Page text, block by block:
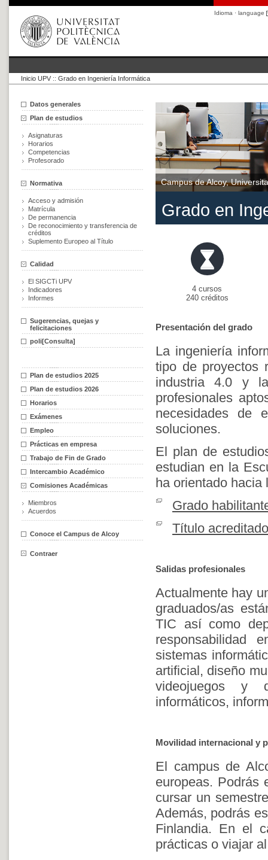
Idioma · language
Inicio UPV :: Grado en Ingeniería Informática
Datos generales
Plan de estudios
Asignaturas
Horarios
Competencias
Profesorado
Normativa
Acceso y admisión
Matrícula
De permanencia
De reconocimiento y transferencia de
créditos
Suplemento Europeo al Título
Calidad
El SIGCTi UPV
Indicadores
Informes
Sugerencias, quejas y
felicitaciones
poli[Consulta]
Plan de estudios 2025
Plan de estudios 2026
Horarios
Exámenes
Empleo
Prácticas en empresa
Trabajo de Fin de Grado
Intercambio Académico
Comisiones Académicas
Miembros
Acuerdos
Conoce el Campus de Alcoy
Contraer
Campus de Alcoy,
Grado en
4 cursos
240 créditos
Presentación del grado
La ingeniería
tipo de proyectos
industria 4.0 y
profesionales
necesidades de
soluciones.
El plan de
estudian en la
ha orientado hacia
Grado
Título
Salidas profesionales
Actualmente hay
graduados/as
TIC así como
responsabilidad
sistemas
artificial, diseño
videojuegos y
informáticos,
Movilidad internacional y
El campus de
europeas. Podrás
cursar un
Además, podrás
Finlandia. En el
prácticas o viajar